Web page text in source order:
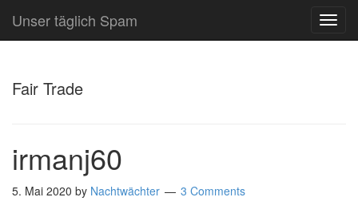
Unser täglich Spam
Fair Trade
irmanj60
5. Mai 2020 by Nachtwächter 3 Comments